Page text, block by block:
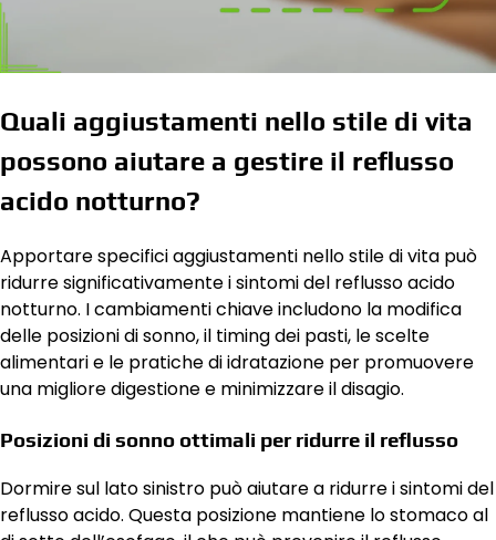
Quali aggiustamenti nello stile di vita
possono aiutare a gestire il reflusso
acido notturno?
Apportare specifici aggiustamenti nello stile di vita può
ridurre significativamente i sintomi del reflusso acido
notturno. I cambiamenti chiave includono la modifica
delle posizioni di sonno, il timing dei pasti, le scelte
alimentari e le pratiche di idratazione per promuovere
una migliore digestione e minimizzare il disagio.
Posizioni di sonno ottimali per ridurre il reflusso
Dormire sul lato sinistro può aiutare a ridurre i sintomi del
reflusso acido. Questa posizione mantiene lo stomaco al